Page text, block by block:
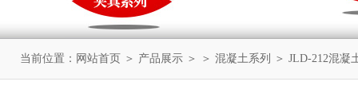
当前位置： 网站首页 ＞ 产品展示 ＞ ＞ 混凝土系列 ＞ JLD-212混凝